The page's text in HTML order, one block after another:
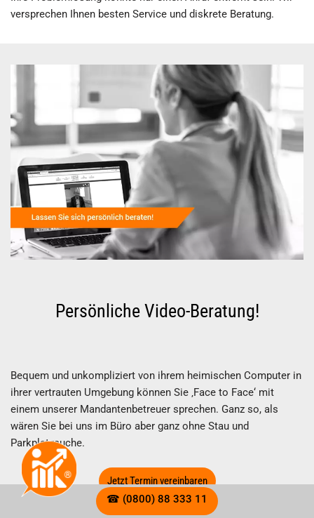
versprechen Ihnen besten Service und diskrete Beratung.
Persönliche Video-Beratung!
Bequem und unkompliziert von ihrem heimischen Computer in
ihrer vertrauten Umgebung können Sie ‚Face to Face‘ mit
einem unserer Mandantenbetreuer sprechen. Ganz so, als
wären Sie bei uns im Büro aber ganz ohne Stau und
Parkplatzsuche.
Jetzt Termin vereinbaren
☎ (0800) 88 333 11